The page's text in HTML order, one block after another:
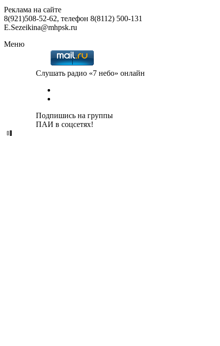
Реклама на сайте
8(921)508-52-62, телефон 8(8112) 500-131
E.Sezeikina@mhpsk.ru
Меню
Слушать радио «7 небо» онлайн
Подпишись на группы
ПАИ в соцсетях!